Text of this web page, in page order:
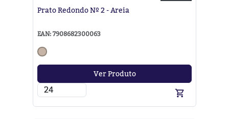
Prato Redondo Nº 2 - Areia
EAN: 7908682300063
Ver Produto